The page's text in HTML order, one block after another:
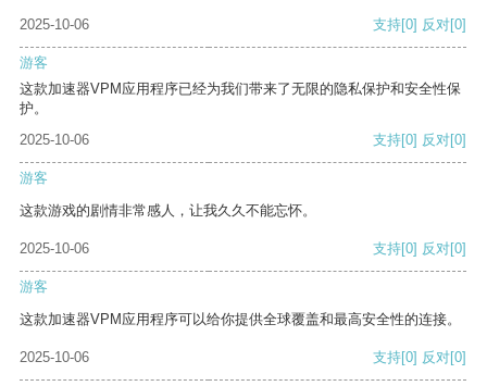
2025-10-06 支持[0] 反对[0]
游客
这款加速器VPM应用程序已经为我们带来了无限的隐私保护和安全性保
护。
2025-10-06
支持[0] 反对[0]
游客
这款游戏的剧情非常感人，让我久久不能忘怀。
2025-10-06 支持[0] 反对[0]
游客
这款加速器VPM应用程序可以给你提供全球覆盖和最高安全性的连接。
2025-10-06 支持[0] 反对[0]